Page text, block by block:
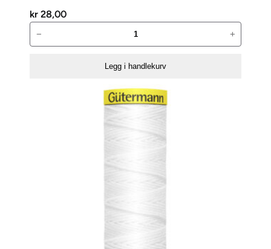
kr 28,00
Elastikk
− +
Legg i handlekurv